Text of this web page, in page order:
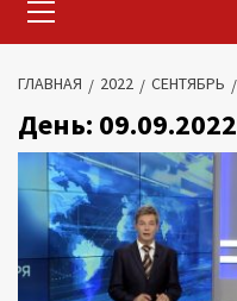
меню
ГЛАВНАЯ 2022 СЕНТЯБРЬ
День: 09.09.2022